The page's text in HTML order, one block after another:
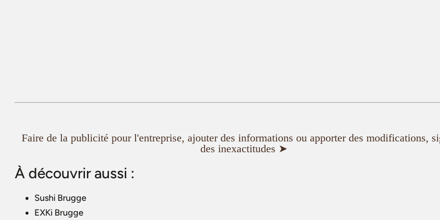
Faire de la publicité pour l'entreprise, ajouter des informations ou apporter des modifications,
des inexactitudes ➤
À découvrir aussi :
Sushi Brugge
EXKi Brugge